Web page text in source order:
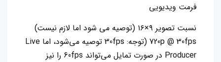
فرمت ویدیویی
نسبت تصویر ۹×۱۶ (توصیه می شود اما لازم نیست)
720p @ 30fps (توجه: 30fps توصیه می‌شود، اما Live
Producer در صورت تمایل می‌تواند 60fps را نیز